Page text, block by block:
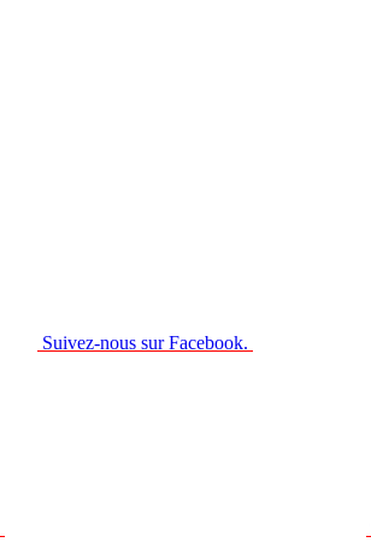
Suivez-nous sur Facebook.